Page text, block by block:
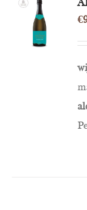
AAN
WINKELWAGEN
/
€